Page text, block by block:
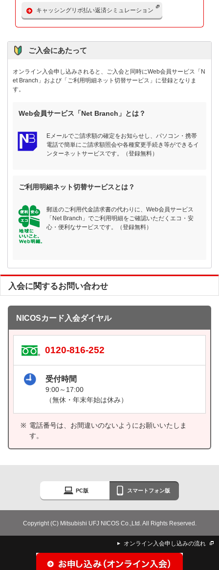
キャッシングリボ払い返済シミュレーション
ご入会にあたって
オンライン入会申し込みされると、ご入会と同時にWeb会員サービス「N
et Branch」および「ご利用明細ネット切替サービス」に登録となりま
す。
Web会員サービス「Net Branch」とは？
Eメールでご請求額の確定をお知らせし、パソコン・携帯
電話で簡単にご請求額照会や各種変更手続き等ができるイ
ンターネットサービスです。（登録無料）
ご利用明細ネット切替サービスとは？
郵送のご利用代金請求書の代わりに、Web会員サービス
「Net Branch」でご利用明細をご確認いただくエコ・安
心・便利なサービスです。（登録無料）
入会に関するお問い合わせ
NICOSカード入会ダイヤル
0120-816-252
受付時間
9:00～17:00
（無休・年末年始は休み）
電話番号は、お間違いのないようにお願いいたしま
す。
オンライン入会申し込みの流れ
PC版 スマートフォン版
Copyright (C) Mitsubishi UFJ NICOS Co.,Ltd. All Rights Reserved.